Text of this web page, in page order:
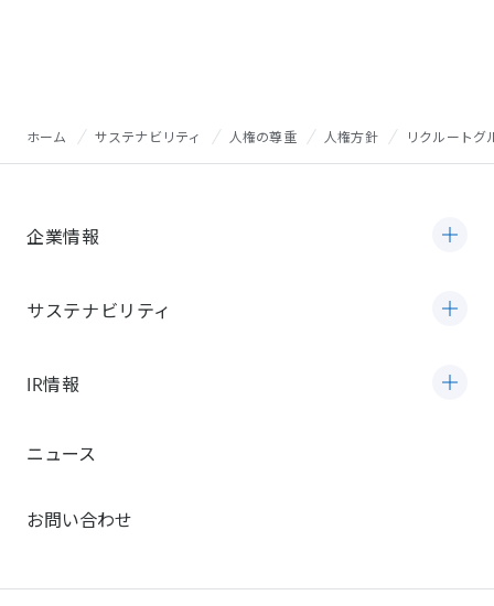
ホーム サステナビリティ 人権の尊重 人権方針 リクルートグ
企業情報
サステナビリティ
IR情報
ニュース
お問い合わせ